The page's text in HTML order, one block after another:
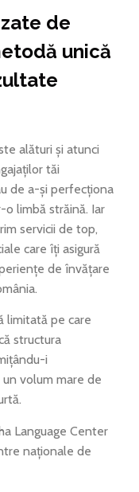
de
unică
alături și atunci
tăi
de a-și perfecționa
limbă străină. Iar
servicii de top,
care îți asigură
de învățare
limitată pe care
structura
i
volum mare de
Language Center
naționale de